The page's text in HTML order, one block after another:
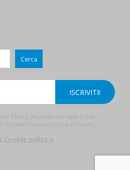
Cerca
Policy. Accetto che uno o più
essere ricontattato/a in futuro,
Cookie policy »